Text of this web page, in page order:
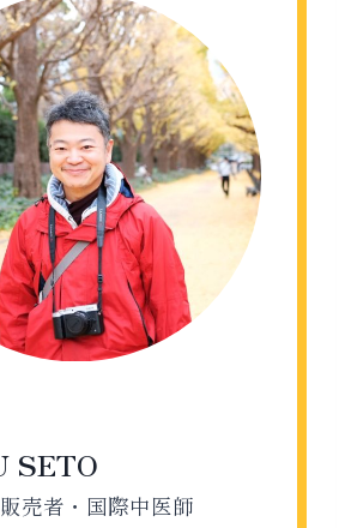
SETO
売者・国際中医師